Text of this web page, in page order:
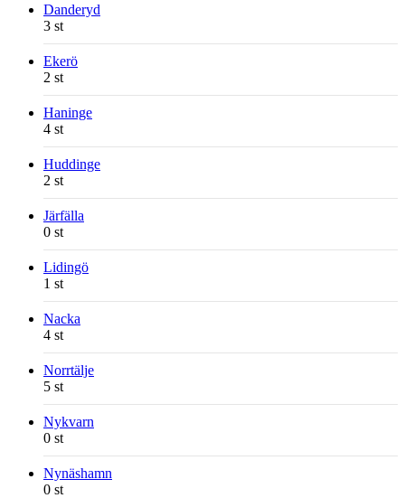
Danderyd
3 st
Ekerö
2 st
Haninge
4 st
Huddinge
2 st
Järfälla
0 st
Lidingö
1 st
Nacka
4 st
Norrtälje
5 st
Nykvarn
0 st
Nynäshamn
0 st